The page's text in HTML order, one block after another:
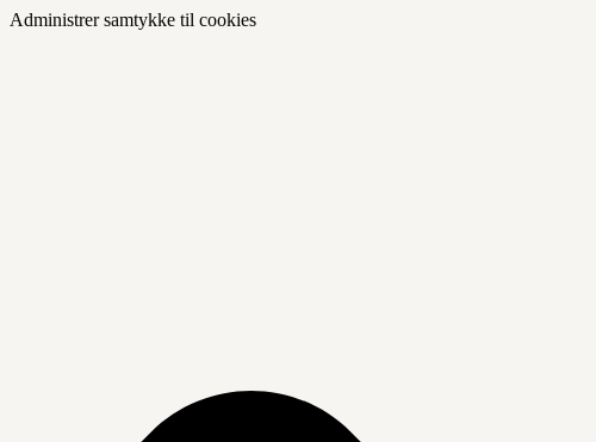
Administrer samtykke til cookies